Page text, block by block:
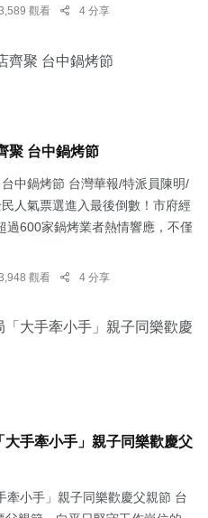
觀看 4 分享
聚 台中鍋烤節
中鍋烤節 台灣華報/特派員陳明/
人氣票選進入最後倒數！市府經
過600家鍋烤業者熱情響應，不僅
觀看 4 分享
手牽小手」親子同樂歡慶父
牽小手」親子同樂歡慶父親節 台